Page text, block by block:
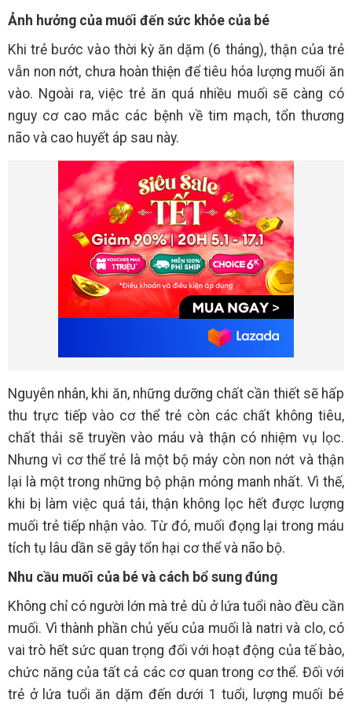
Ảnh hưởng của muối đến sức khỏe của bé
Khi trẻ bước vào thời kỳ ăn dặm (6 tháng), thận của trẻ
vẫn non nớt, chưa hoàn thiện để tiêu hóa lượng muối ăn
vào. Ngoài ra, việc trẻ ăn quá nhiều muối sẽ càng có
nguy cơ cao mắc các bệnh về tim mạch, tổn thương
não và cao huyết áp sau này.
Nguyên nhân, khi ăn, những dưỡng chất cần thiết sẽ hấp
thu trực tiếp vào cơ thể trẻ còn các chất không tiêu,
chất thải sẽ truyền vào máu và thận có nhiệm vụ lọc.
Nhưng vì cơ thể trẻ là một bộ máy còn non nớt và thận
lại là một trong những bộ phận mỏng manh nhất. Vì thế,
khi bị làm việc quá tải, thận không lọc hết được lượng
muối trẻ tiếp nhận vào. Từ đó, muối đọng lại trong máu
tích tụ lâu dần sẽ gây tổn hại cơ thể và não bộ.
Nhu cầu muối của bé và cách bổ sung đúng
Không chỉ có người lớn mà trẻ dù ở lứa tuổi nào đều cần
muối. Vì thành phần chủ yếu của muối là natri và clo, có
vai trò hết sức quan trọng đối với hoạt động của tế bào,
chức năng của tất cả các cơ quan trong cơ thể. Đối với
trẻ ở lứa tuổi ăn dặm đến dưới 1 tuổi, lượng muối bé